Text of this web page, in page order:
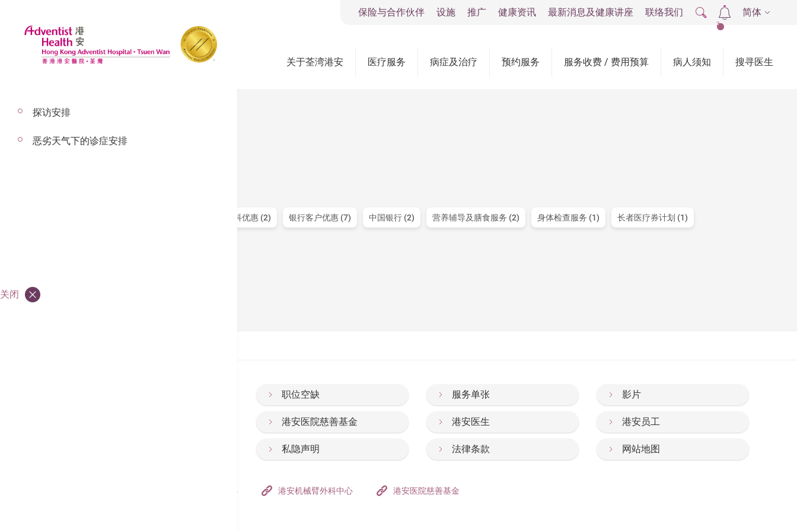
关于荃湾港安 医疗服务 病症及治疗 预约服务 服务收费 / 费用预算 病人须知 搜寻医生
保险与合作伙伴 设施 推广 健康资讯 最新消息及健康讲座 联络我们
2
简体
推广
心脏科优惠 (2) 银行客户优惠 (7) 中国银行 (2) 营养辅导及膳食服务 (2) 身体检查服务 (1) 长者医疗券计划 (1)
职位空缺 服务单张 影片
港安医院慈善基金 港安医生 港安员工
私隐声明 法律条款 网站地图
港安医疗中心 港安机械臂外科中心 港安医院慈善基金
探访安排
恶劣天气下的诊症安排
关闭